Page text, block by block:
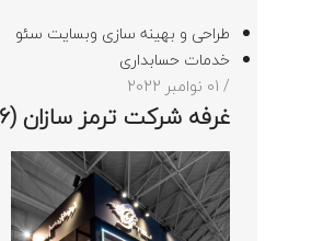
طراحی و بهینه سازی وبسایت سئو
خدمات حسابداری
/ 01 نوامبر 2022
غرفه شرکت ترمز سازان (6)